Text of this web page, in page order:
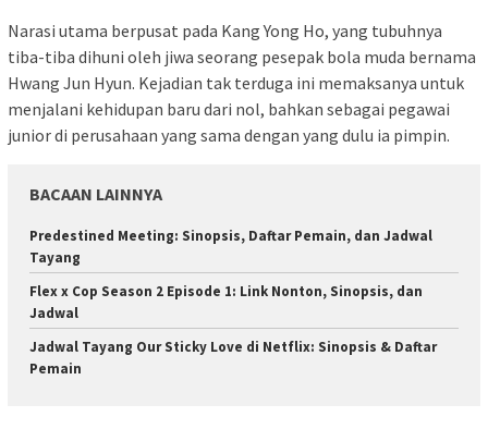
Narasi utama berpusat pada Kang Yong Ho, yang tubuhnya
tiba-tiba dihuni oleh jiwa seorang pesepak bola muda bernama
Hwang Jun Hyun. Kejadian tak terduga ini memaksanya untuk
menjalani kehidupan baru dari nol, bahkan sebagai pegawai
junior di perusahaan yang sama dengan yang dulu ia pimpin.
BACAAN LAINNYA
Predestined Meeting: Sinopsis, Daftar Pemain, dan Jadwal
Tayang
Flex x Cop Season 2 Episode 1: Link Nonton, Sinopsis, dan
Jadwal
Jadwal Tayang Our Sticky Love di Netflix: Sinopsis & Daftar
Pemain